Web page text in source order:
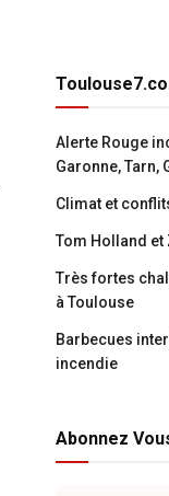
Alerte Rouge
Garonne, Tarn,
Climat et
Tom Holland et
Très fortes
à Toulouse
Barbecues
incendie
Abonnez